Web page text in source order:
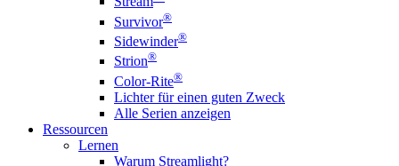
Survivor®
Sidewinder®
Strion®
Color-Rite®
Lichter für einen guten Zweck
Alle Serien anzeigen
Ressourcen
Lernen
Warum Streamlight?